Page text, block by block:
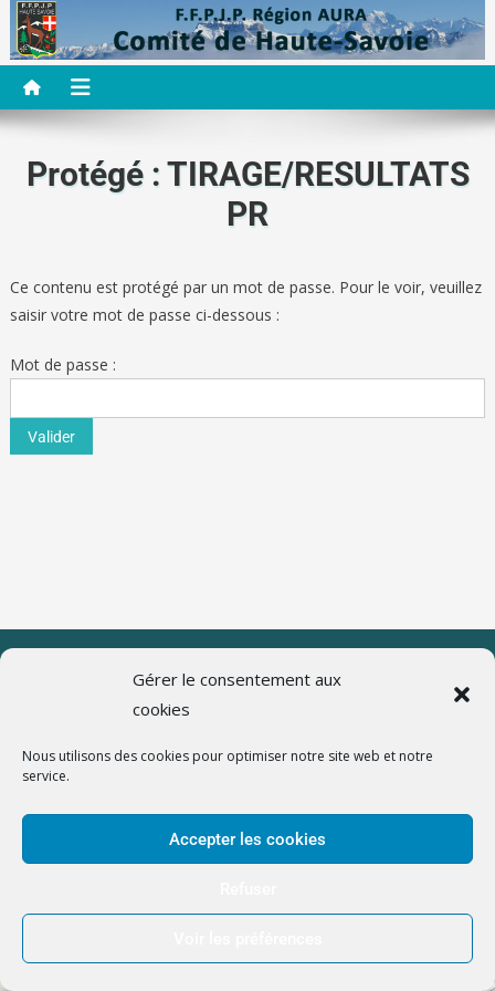
Gérer le consentement aux
cookies
Nous utilisons des cookies pour optimiser notre site web et notre
service.
Accepter les cookies
Comité Départemental de la Pétanque
de Haute-Savoie
Protégé : TIRAGE/RESULTATS
PR
Ce contenu est protégé par un mot de passe. Pour le voir, veuillez
saisir votre mot de passe ci-dessous :
Mot de passe :
Comité Départemental de la pétanque de Haute Savoie
Politique de cookies (UE)